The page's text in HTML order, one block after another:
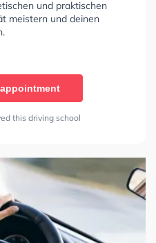
und praktischen
meistern und deinen
this driving school